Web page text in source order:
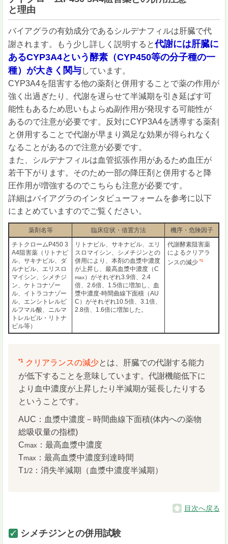
と理由
バイアグラの有効成分であるシルデナフィルは肝臓で代
謝されます。もう少し詳しく説明すると代謝には肝臓に
あるCYP3A4という酵素（CYP450等の分子種の一
種）が大きく関与しています。
CYP3A4を阻害する他の薬剤と併用することで薬の作用が
強く出過ぎたり、代謝を遅らせて半減期を引き延ばす可
能性もあるため思いもよらぬ副作用が発現する可能性が
あるので注意が必要です。反対にCYP3A4を誘導する薬剤
と併用することで代謝が早まり満足な効果が得られなく
なることがあるので注意が必要です。
また、シルデナフィルは血管拡張作用があるため血圧が
若干下がります。そのため一部の降圧剤と併用すると降
圧作用が増強するのでこちらも注意が必要です。
詳細はバイアグラのインタビューフォームを参考に以下
にまとめていますのでご覧ください。
薬剤名等 臨床症状・借置方法
機序・危険因子
チトクロームP450 3
A4阻害薬（リトナビ
ル、サキナビル、ダ
ルナビル、エリスロ
マイシン、シメチジ
ン、ケトコナゾー
ル、イトラコナゾー
ル、エンシトレルビ
ルフマル酸、ニルマ
トレルビル・リトナ
ビル等）
リトナビル、サキナビル、エリ
スロマイシン、シメチジンとの
併用により、本剤の血漿中濃度
が上昇し、最高血漿中濃度（C
max）がそれぞれ3.9倍、2.4
倍、2.6倍、1.5倍に増加し、血
漿中濃度-時間曲線下面積（AU
C）がそれぞれ10.5倍、3.1倍、
2.8倍、1.6倍に増加した。
代謝酵素阻害薬
によるクリアラ
ンスの減少*1
*1 クリアランスの減少とは、肝臓での代謝する能力
が低下することを意味しています。代謝機能低下に
より血中濃度が上昇したり半減期が延長したりする
ということです。
AUC：血漿中濃度－時間曲線下面積(体内への薬物
総吸収量の指標)
Cmax ：最高血漿中濃度
Tmax ：最高血漿中濃度到達時間
T1/2 ：消失半減期（血漿中濃度半減期）
目次へ戻る
シメチジンとの併用試験